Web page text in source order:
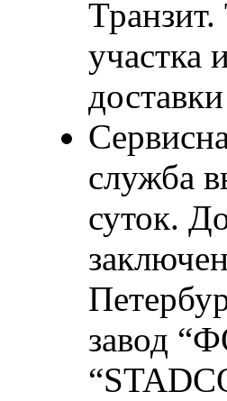
участка
служба
суток.
завод